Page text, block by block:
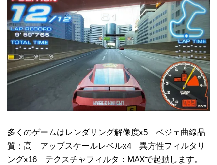
多くのゲームはレンダリング解像度x5 ベジェ曲線品
質：高 アップスケールレベルx4 異方性フィルタリ
ングx16 テクスチャフィルタ：MAXで起動します。